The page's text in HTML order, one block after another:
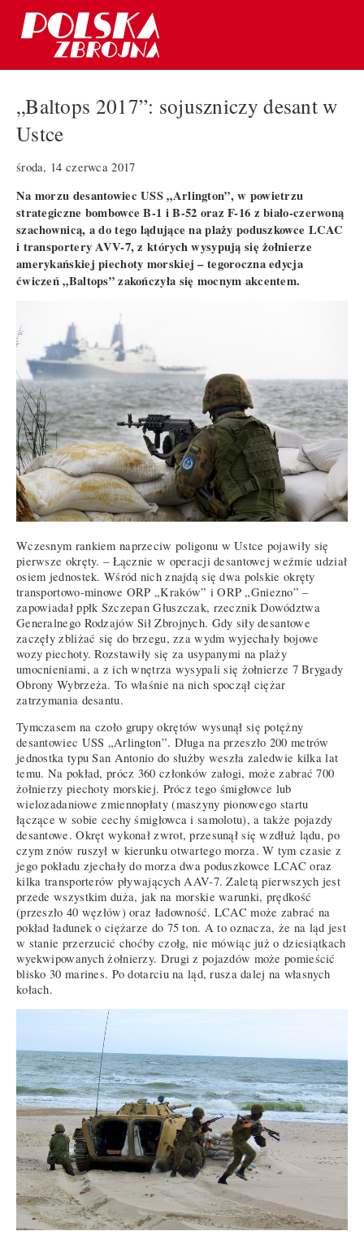
„Baltops 2017”: sojuszniczy desant w
Ustce
środa, 14 czerwca 2017
Na morzu desantowiec USS „Arlington”, w powietrzu
strategiczne bombowce B-1 i B-52 oraz F-16 z biało-czerwoną
szachownicą, a do tego lądujące na plaży poduszkowce LCAC
i transportery AVV-7, z których wysypują się żołnierze
amerykańskiej piechoty morskiej – tegoroczna edycja
ćwiczeń „Baltops” zakończyła się mocnym akcentem.
Wczesnym rankiem naprzeciw poligonu w Ustce pojawiły się
pierwsze okręty. – Łącznie w operacji desantowej weźmie udział
osiem jednostek. Wśród nich znajdą się dwa polskie okręty
transportowo-minowe ORP „Kraków” i ORP „Gniezno” –
zapowiadał ppłk Szczepan Głuszczak, rzecznik Dowództwa
Generalnego Rodzajów Sił Zbrojnych. Gdy siły desantowe
zaczęły zbliżać się do brzegu, zza wydm wyjechały bojowe
wozy piechoty. Rozstawiły się za usypanymi na plaży
umocnieniami, a z ich wnętrza wysypali się żołnierze 7 Brygady
Obrony Wybrzeża. To właśnie na nich spoczął ciężar
zatrzymania desantu.
Tymczasem na czoło grupy okrętów wysunął się potężny
desantowiec USS „Arlington”. Długa na przeszło 200 metrów
jednostka typu San Antonio do służby weszła zaledwie kilka lat
temu. Na pokład, prócz 360 członków załogi, może zabrać 700
żołnierzy piechoty morskiej. Prócz tego śmigłowce lub
wielozadaniowe zmiennopłaty (maszyny pionowego startu
łączące w sobie cechy śmigłowca i samolotu), a także pojazdy
desantowe. Okręt wykonał zwrot, przesunął się wzdłuż lądu, po
czym znów ruszył w kierunku otwartego morza. W tym czasie z
jego pokładu zjechały do morza dwa poduszkowce LCAC oraz
kilka transporterów pływających AAV-7. Zaletą pierwszych jest
przede wszystkim duża, jak na morskie warunki, prędkość
(przeszło 40 węzłów) oraz ładowność. LCAC może zabrać na
pokład ładunek o ciężarze do 75 ton. A to oznacza, że na ląd jest
w stanie przerzucić choćby czołg, nie mówiąc już o dziesiątkach
wyekwipowanych żołnierzy. Drugi z pojazdów może pomieścić
blisko 30 marines. Po dotarciu na ląd, rusza dalej na własnych
kołach.